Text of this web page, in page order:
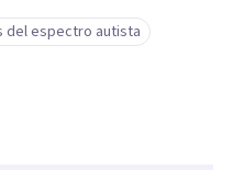
Experiencia en
autista y asperger.
en psicoterapia, duelo,
abusos sexuales,
anorexia, estrategias
del espectro autista